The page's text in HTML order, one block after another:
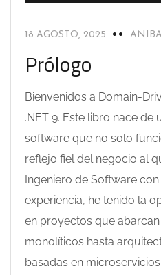
18 AGOSTO, 2025
Prólogo
Bienvenidos a Domain-
.NET 9. Este libro nace
software que no solo
reflejo fiel del negocio al
Ingeniero de Software
experiencia, he tenido la
en proyectos que
monolíticos hasta
basadas en